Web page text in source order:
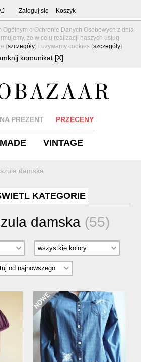
o Ochronie Danych Osobowych z dnia
że w celu realizacji naszych usług
(szczegóły) i używamy cookies (szczegóły).
komunikat [X]
Zaloguj się Koszyk
PREZENT PRZECENY
VINTAGE
damska
KATEGORIE
damska (55)